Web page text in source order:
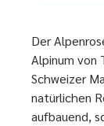
Der
Alpinum von
Schweizer
natürlichen
aufbauend,